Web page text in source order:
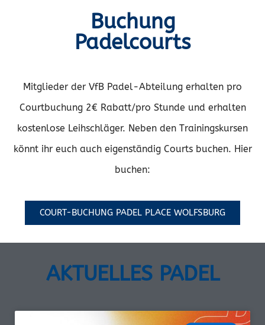
Buchung
Padelcourts
Mitglieder der VfB Padel-Abteilung erhalten pro
Courtbuchung 2€ Rabatt/pro Stunde und erhalten
kostenlose Leihschläger. Neben den Trainingskursen
könnt ihr euch auch eigenständig Courts buchen. Hier
buchen:
COURT-BUCHUNG PADEL PLACE WOLFSBURG
AKTUELLES PADEL